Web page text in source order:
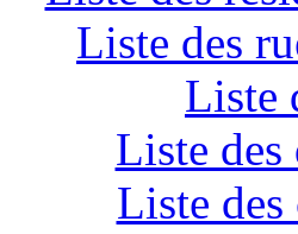
Liste des
Liste
Liste
Liste